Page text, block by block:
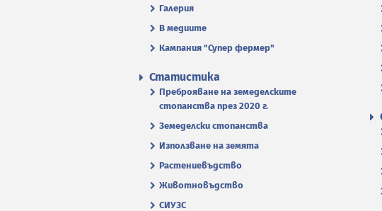
Галерия
В медиите
Кампания "Супер фермер"
Статистика
Преброяване на земеделските
стопанства през 2020 г.
Земеделски стопанства
Използване на земята
Растениевъдство
Животновъдство
СИУЗС